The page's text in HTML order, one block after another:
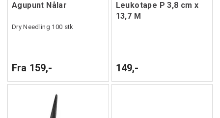
Agupunt Nålar
Dry Needling 100 stk
Fra 159,-
Leukotape P 3,8 cm x
13,7 M
149,-